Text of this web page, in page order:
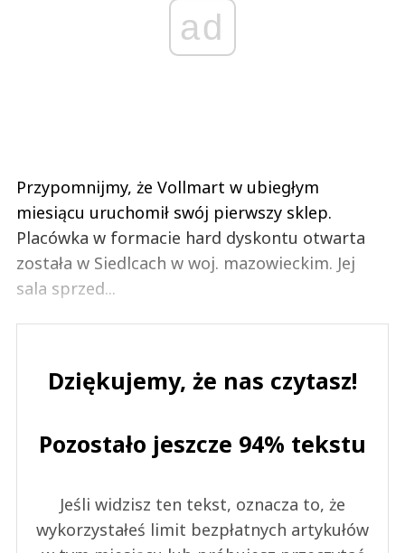
ad
Przypomnijmy, że Vollmart w ubiegłym
miesiącu uruchomił swój pierwszy sklep.
Placówka w formacie hard dyskontu otwarta
została w Siedlcach w woj. mazowieckim. Jej
sala sprzed...
Dziękujemy, że nas czytasz!
Pozostało jeszcze 94% tekstu
Jeśli widzisz ten tekst, oznacza to, że
wykorzystałeś limit bezpłatnych artykułów